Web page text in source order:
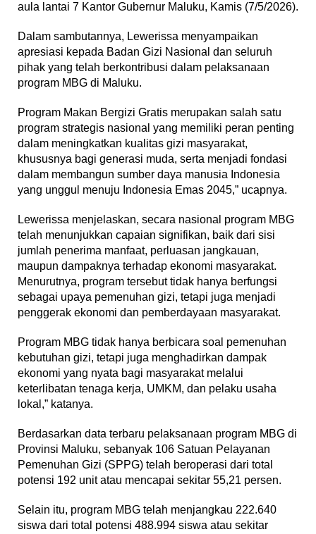
aula lantai 7 Kantor Gubernur Maluku, Kamis (7/5/2026).
Dalam sambutannya, Lewerissa menyampaikan
apresiasi kepada Badan Gizi Nasional dan seluruh
pihak yang telah berkontribusi dalam pelaksanaan
program MBG di Maluku.
Program Makan Bergizi Gratis merupakan salah satu
program strategis nasional yang memiliki peran penting
dalam meningkatkan kualitas gizi masyarakat,
khususnya bagi generasi muda, serta menjadi fondasi
dalam membangun sumber daya manusia Indonesia
yang unggul menuju Indonesia Emas 2045,” ucapnya.
Lewerissa menjelaskan, secara nasional program MBG
telah menunjukkan capaian signifikan, baik dari sisi
jumlah penerima manfaat, perluasan jangkauan,
maupun dampaknya terhadap ekonomi masyarakat.
Menurutnya, program tersebut tidak hanya berfungsi
sebagai upaya pemenuhan gizi, tetapi juga menjadi
penggerak ekonomi dan pemberdayaan masyarakat.
Program MBG tidak hanya berbicara soal pemenuhan
kebutuhan gizi, tetapi juga menghadirkan dampak
ekonomi yang nyata bagi masyarakat melalui
keterlibatan tenaga kerja, UMKM, dan pelaku usaha
lokal,” katanya.
Berdasarkan data terbaru pelaksanaan program MBG di
Provinsi Maluku, sebanyak 106 Satuan Pelayanan
Pemenuhan Gizi (SPPG) telah beroperasi dari total
potensi 192 unit atau mencapai sekitar 55,21 persen.
Selain itu, program MBG telah menjangkau 222.640
siswa dari total potensi 488.994 siswa atau sekitar